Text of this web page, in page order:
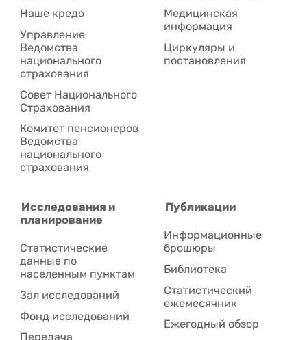
Наше кредо
Управление
Ведомства
национального
страхования
Совет Национального
Cтрахования
Комитет пенсионеров
Ведомства
национального
страхования
Медицинская
информация
Циркуляры и
постановления
Исследования и
планирование
Статистические
данные по
населенным пунктам
Зал исследований
Фонд исследований
Передача
Публикации
Информационные
брошюры
Библиотека
Статистический
ежемесячник
Ежегодный обзор